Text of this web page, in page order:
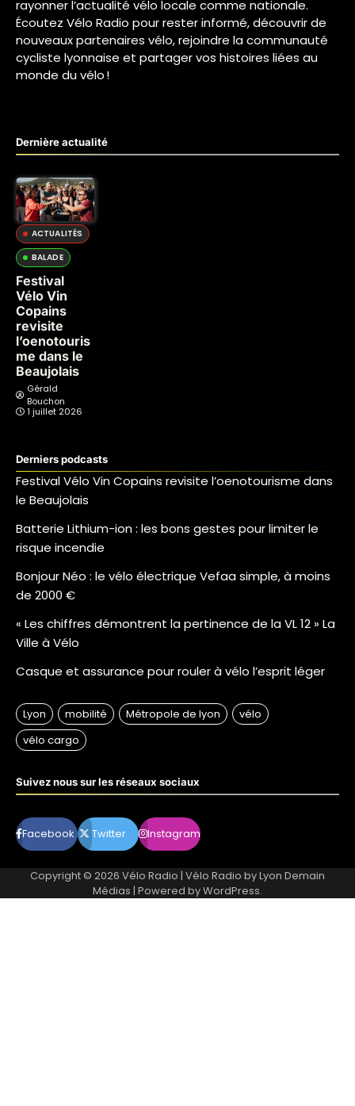
rayonner l’actualité vélo locale comme nationale.
Écoutez Vélo Radio pour rester informé, découvrir de
nouveaux partenaires vélo, rejoindre la communauté
cycliste lyonnaise et partager vos histoires liées au
monde du vélo !
Dernière actualité
ACTUALITÉS
BALADE
Festival
Vélo Vin
Copains
revisite
l’oenotouris
me dans le
Beaujolais
Gérald
Bouchon
1 juillet 2026
Derniers podcasts
Festival Vélo Vin Copains revisite l’oenotourisme dans
le Beaujolais
Batterie Lithium-ion : les bons gestes pour limiter le
risque incendie
Bonjour Néo : le vélo électrique Vefaa simple, à moins
de 2000 €
« Les chiffres démontrent la pertinence de la VL 12 » La
Ville à Vélo
Casque et assurance pour rouler à vélo l’esprit léger
Suivez nous sur les réseaux sociaux
Facebook Twitter Instagram
Copyright © 2026 Vélo Radio | Vélo Radio byLyon Demain
Médias | Powered byWordPress.